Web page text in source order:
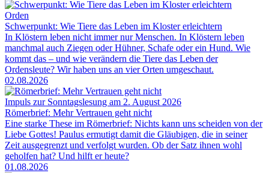
Orden
Schwerpunkt: Wie Tiere das Leben im Kloster erleichtern
In Klöstern leben nicht immer nur Menschen. In Klöstern leben
manchmal auch Ziegen oder Hühner, Schafe oder ein Hund. Wie
kommt das – und wie verändern die Tiere das Leben der
Ordensleute? Wir haben uns an vier Orten umgeschaut.
02.08.2026
Impuls zur Sonntagslesung am 2. August 2026
Römerbrief: Mehr Vertrauen geht nicht
Eine starke These im Römerbrief: Nichts kann uns scheiden von der
Liebe Gottes! Paulus ermutigt damit die Gläubigen, die in seiner
Zeit ausgegrenzt und verfolgt wurden. Ob der Satz ihnen wohl
geholfen hat? Und hilft er heute?
01.08.2026